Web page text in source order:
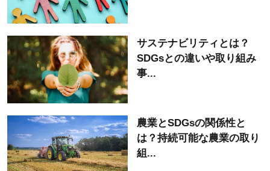
サステナビリティとは？
SDGsとの違いや取り組み
事...
農業とSDGsの関係性と
は？持続可能な農業の取り
組...